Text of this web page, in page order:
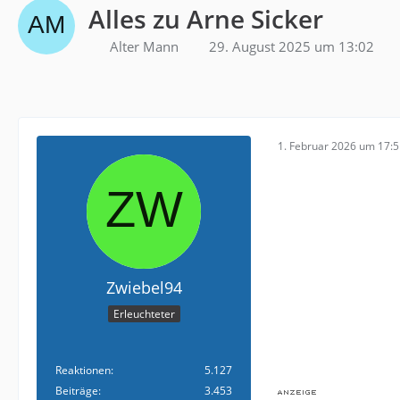
Alles zu Arne Sicker
Alter Mann 29. August 2025 um 13:02
Zwiebel94
Erleuchteter
Reaktionen
5.127
Beiträge
3.453
1. Februar 2026 um